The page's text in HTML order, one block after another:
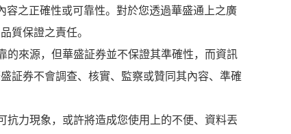
之正確性或可靠性。對於您透過華盛通上之廣
質保證之責任。
來源，但華盛証券並不保證其準確性，而資訊
証券不會調查、核實、監察或贊同其內容、準確
力現象，或許將造成您使用上的不便、資料丟